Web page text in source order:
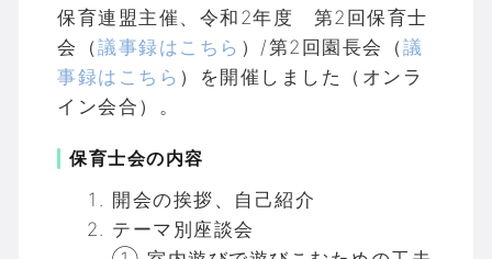
保育連盟主催、令和2年度 第2回保育士
会（議事録はこちら ）/第2回園長会（議
事録はこちら ）を開催しました（オンラ
イン会合）。
保育士会の内容
開会の挨拶、自己紹介
テーマ別座談会